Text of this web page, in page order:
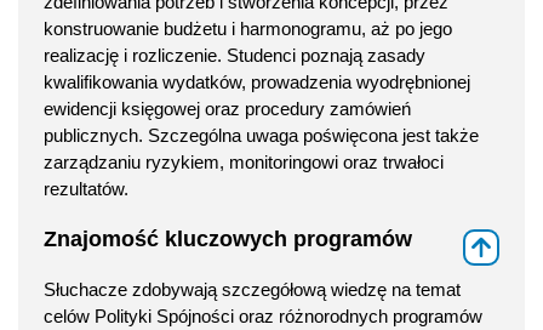
konstruowanie budżetu i harmonogramu, aż po jego
realizację i rozliczenie. Studenci poznają zasady
kwalifikowania wydatków, prowadzenia wyodrębnionej
ewidencji księgowej oraz procedury zamówień
publicznych. Szczególna uwaga poświęcona jest także
zarządzaniu ryzykiem, monitoringowi oraz trwałoci
rezultatów.
Znajomość kluczowych programów
Słuchacze zdobywają szczegółową wiedzę na temat
celów Polityki Spójności oraz różnorodnych programów